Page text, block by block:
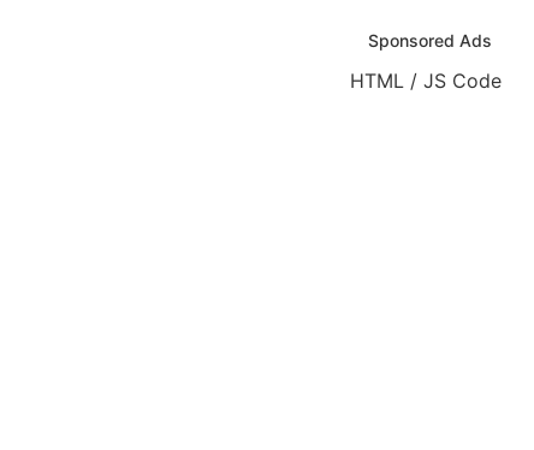
Sponsored Ads
HTML / JS Code